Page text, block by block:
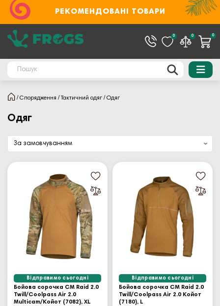
РЕКОМЕНДОВАНІ ТОВАРИ
0 0 0
Спорядження Тактичний одяг Одяг
Одяг
Відправимо сьогодні
Бойова сорочка CM Raid 2.0
Twill/Coolpass Air 2.0
Multicam/Койот (7082), XL
Відправимо сьогодні
Бойова сорочка CM Raid 2.0
Twill/Coolpass Air 2.0 Койот
(7180), L